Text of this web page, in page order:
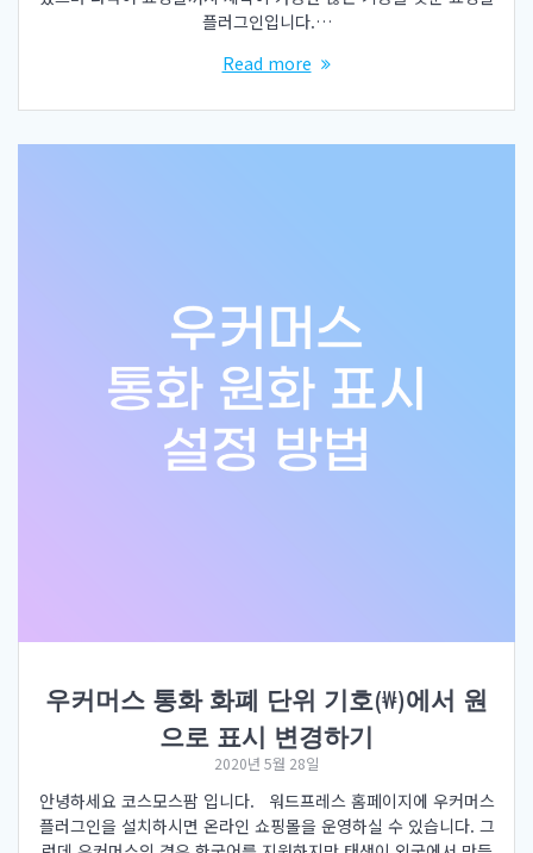
플러그인입니다.…
Read more
우커머스 통화 화폐 단위 기호(₩)에서 원
으로 표시 변경하기
2020년 5월 28일
안녕하세요 코스모스팜 입니다. 워드프레스 홈페이지에 우커머스
플러그인을 설치하시면 온라인 쇼핑몰을 운영하실 수 있습니다. 그